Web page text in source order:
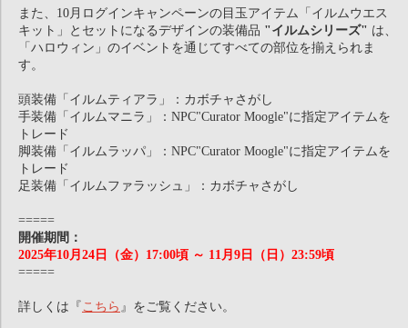
また、10月ログインキャンペーンの目玉アイテム「イルムウエス
キット」とセットになるデザインの装備品 "イルムシリーズ" は、
「ハロウィン」のイベントを通じてすべての部位を揃えられま
す。
頭装備「イルムティアラ」：カボチャさがし
手装備「イルムマニラ」：NPC"Curator Moogle"に指定アイテムを
トレード
脚装備「イルムラッパ」：NPC"Curator Moogle"に指定アイテムを
トレード
足装備「イルムファラッシュ」：カボチャさがし
=====
開催期間：
2025年10月24日（金）17:00頃 ～ 11月9日（日）23:59頃
=====
詳しくは『 こちら 』をご覧ください。